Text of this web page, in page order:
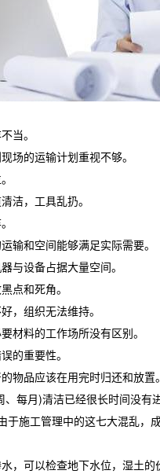
当。
场的运输计划重视不够。
洁，工具乱扔。
输和空间能够满足实际需要。
与设备占据大量空间。
点和死角。
，组织无法维持。
材料的工作场所没有区别。
的重要性。
物品应该在用完时归还和放置
、每月)清洁已经很长时间没有
于施工管理中的这七大混乱，
，可以检查地下水位，湿土的